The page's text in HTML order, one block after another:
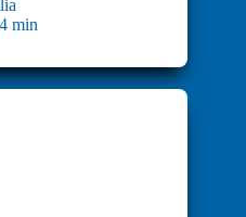
4 min